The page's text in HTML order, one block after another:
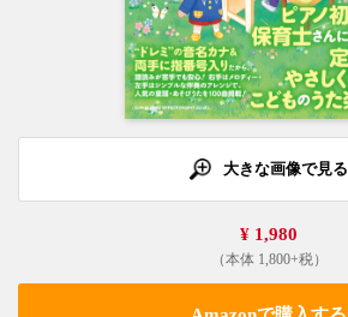
大きな画像で見る
¥ 1,980
（本体 1,800+税）